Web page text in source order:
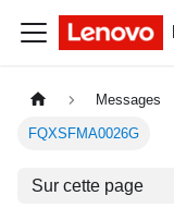
Messages
FQXSFMA0026G
Sur cette page